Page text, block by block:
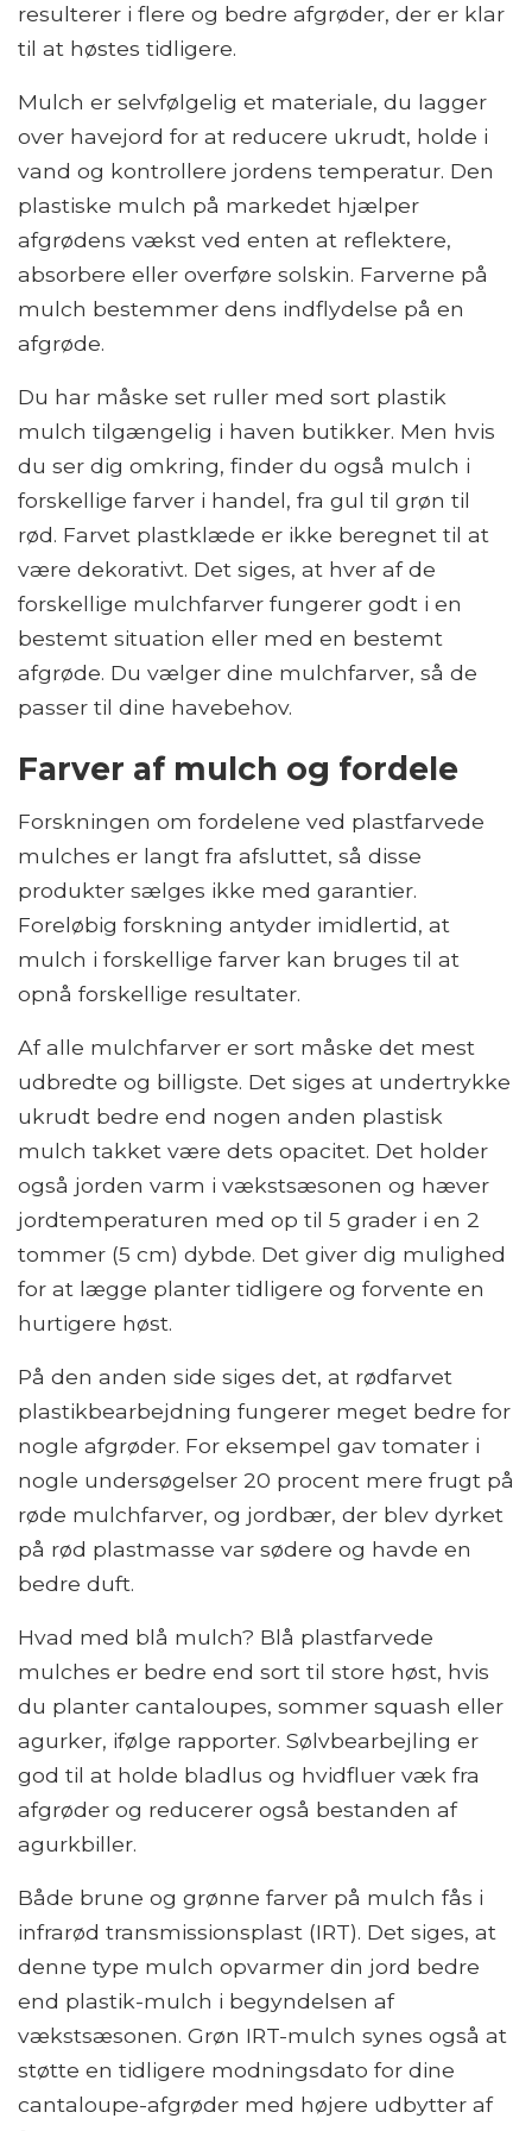
resulterer i flere og bedre afgrøder, der er klar
til at høstes tidligere.
Mulch er selvfølgelig et materiale, du lagger
over havejord for at reducere ukrudt, holde i
vand og kontrollere jordens temperatur. Den
plastiske mulch på markedet hjælper
afgrødens vækst ved enten at reflektere,
absorbere eller overføre solskin. Farverne på
mulch bestemmer dens indflydelse på en
afgrøde.
Du har måske set ruller med sort plastik
mulch tilgængelig i haven butikker. Men hvis
du ser dig omkring, finder du også mulch i
forskellige farver i handel, fra gul til grøn til
rød. Farvet plastklæde er ikke beregnet til at
være dekorativt. Det siges, at hver af de
forskellige mulchfarver fungerer godt i en
bestemt situation eller med en bestemt
afgrøde. Du vælger dine mulchfarver, så de
passer til dine havebehov.
Farver af mulch og fordele
Forskningen om fordelene ved plastfarvede
mulches er langt fra afsluttet, så disse
produkter sælges ikke med garantier.
Foreløbig forskning antyder imidlertid, at
mulch i forskellige farver kan bruges til at
opnå forskellige resultater.
Af alle mulchfarver er sort måske det mest
udbredte og billigste. Det siges at undertrykke
ukrudt bedre end nogen anden plastisk
mulch takket være dets opacitet. Det holder
også jorden varm i vækstsæsonen og hæver
jordtemperaturen med op til 5 grader i en 2
tommer (5 cm) dybde. Det giver dig mulighed
for at lægge planter tidligere og forvente en
hurtigere høst.
På den anden side siges det, at rødfarvet
plastikbearbejdning fungerer meget bedre for
nogle afgrøder. For eksempel gav tomater i
nogle undersøgelser 20 procent mere frugt på
røde mulchfarver, og jordbær, der blev dyrket
på rød plastmasse var sødere og havde en
bedre duft.
Hvad med blå mulch? Blå plastfarvede
mulches er bedre end sort til store høst, hvis
du planter cantaloupes, sommer squash eller
agurker, ifølge rapporter. Sølvbearbejling er
god til at holde bladlus og hvidfluer væk fra
afgrøder og reducerer også bestanden af ​​
agurkbiller.
Både brune og grønne farver på mulch fås i
infrarød transmissionsplast (IRT). Det siges, at
denne type mulch opvarmer din jord bedre
end plastik-mulch i begyndelsen af ​​
vækstsæsonen. Grøn IRT-mulch synes også at
støtte en tidligere modningsdato for dine
cantaloupe-afgrøder med højere udbytter af